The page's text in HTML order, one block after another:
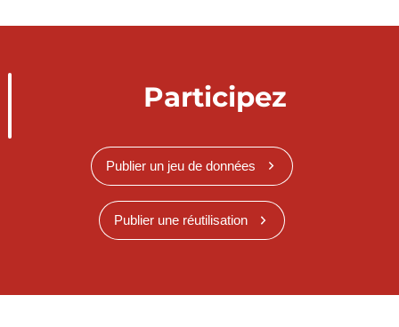
Participez
Publier un jeu de données
Publier une réutilisation